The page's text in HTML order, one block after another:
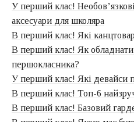
У перший клас!
аксесуари для школяра
В перший клас! Які
В перший клас! Як
першокласника?
У перший клас! Які девайси
В перший клас! Топ-6
В перший клас! Базовий